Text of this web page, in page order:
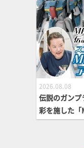
2026.08.08
伝説のガンプ
彩を施した「
仕様機」を